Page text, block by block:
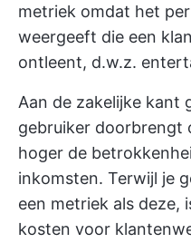
metriek omdat het
weergeeft die een
ontleent, d.w.z.
Aan de zakelijke kant
gebruiker doorbrengt
hoger de
inkomsten. Terwijl je
een metriek als deze,
kosten voor